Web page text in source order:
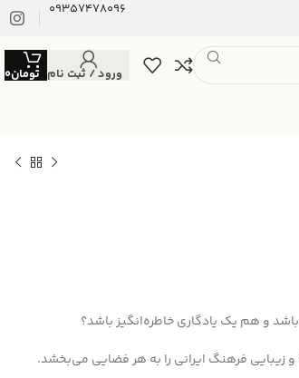
09357478096
ورود / ثبت نام تومان0
و هم یک یادگاری خاطره‌انگیز باشد؟
فرهنگ ایرانی را به هر فضایی می‌بخشد.